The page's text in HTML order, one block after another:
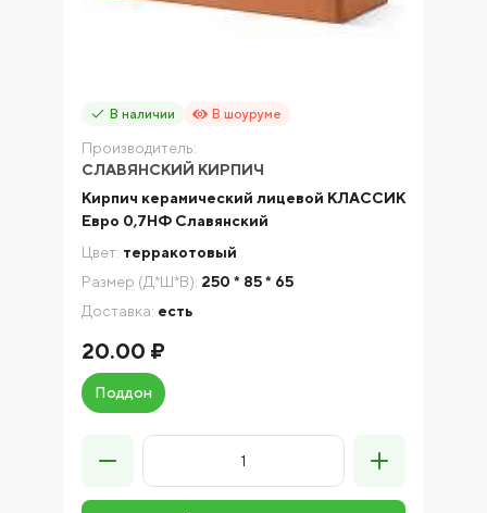
В наличии В шоуруме
Производитель:
СЛАВЯНСКИЙ КИРПИЧ
Кирпич керамический лицевой КЛАССИК
Еврo 0,7НФ Славянский
Цвет: терракотовый
Размер (Д*Ш*В): 250 * 85 * 65
Доставка: есть
20.00 ₽
Поддон